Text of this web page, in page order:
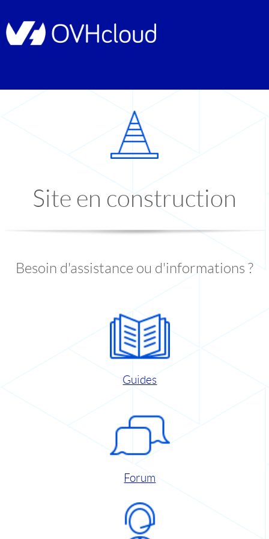
Site en construction
Besoin d'assistance ou d'informations ?
Guides
Forum